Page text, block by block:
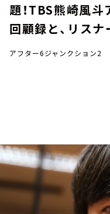
イベント・グッ
YouTube
会社情報
題！TBS熊崎風
回顧録と、リス
アフター6ジャンクション2